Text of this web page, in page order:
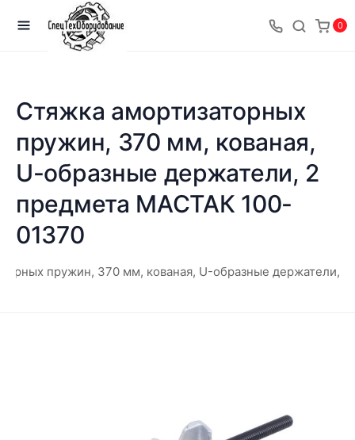
0
Стяжка амортизаторных
пружин, 370 мм, кованая,
U-образные держатели, 2
предмета МАСТАК 100-
01370
пружин, 370 мм, кованая, U-образные держатели,